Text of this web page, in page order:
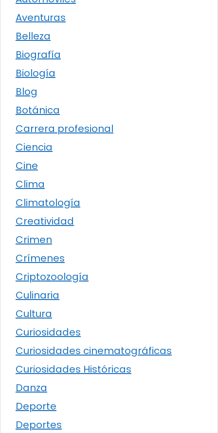
Aventuras
Belleza
Biografía
Biología
Blog
Botánica
Carrera profesional
Ciencia
Cine
Clima
Climatología
Creatividad
Crimen
Crímenes
Criptozoología
Culinaria
Cultura
Curiosidades
Curiosidades cinematográficas
Curiosidades Históricas
Danza
Deporte
Deportes